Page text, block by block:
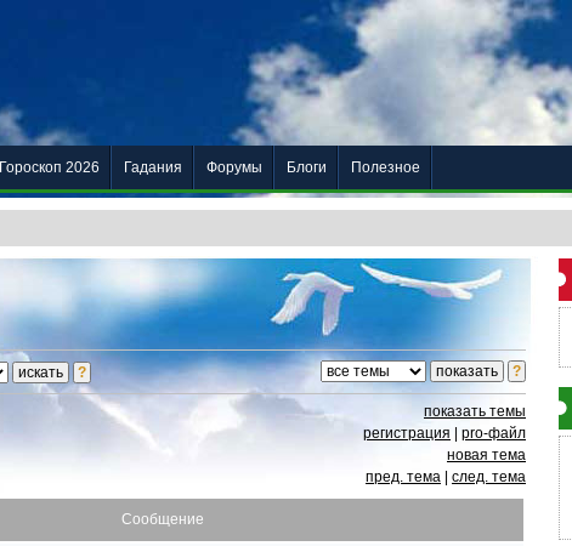
показать темы
регистрация
pro-файл
новая тема
пред. тема
след. тема
Сообщение
Гороскоп 2026 Гадания Форумы Блоги Полезное